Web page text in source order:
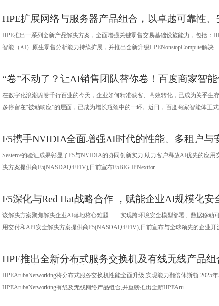
HPE扩展网络与服务器产品组合，以卓越可靠性、
HPE推出一系列全新产品解决方案，全面增强关键零售交易基础设施能力，包括：
智能（AI）原生零售分析能力持续扩展，并推出全新升级HPENonstopCompute解决...
“卷”不动了？让AI销售团队替你卷！百度商家智
在数字化浪潮席卷千行百业的今天，企业如何精准获客、高效转化，已成为关乎生
多停留在“被动响应”的层面，已成为增长瓶颈中的一环。近日，百度商家智能体正
F5携手NVIDIA全面增强AI时代的性能、多租户与
Sesterce的验证成果彰显了F5与NVIDIA的协同创新实力,助力客户释放AI优先的应
决方案提供商F5(NASDAQ:FFIV),日前宣布F5BIG-IPNextfor...
F5深化与Red Hat战略合作 ，赋能企业AI规模化安
该解决方案聚焦解决企业AI落地核心难题——实现跨环境安全模型部署、数据移动
用交付和API安全解决方案提供商F5(NASDAQ:FFIV),日前宣布与全球领先的企业开
HPE推出全新分布式服务交换机及有线无线产品组
HPEArubaNetworking将分布式服务交换机性能全面升级,实现能力翻倍休斯顿-2025
HPEArubaNetworking有线及无线网络产品组合,并重磅推出全新HPEAru...